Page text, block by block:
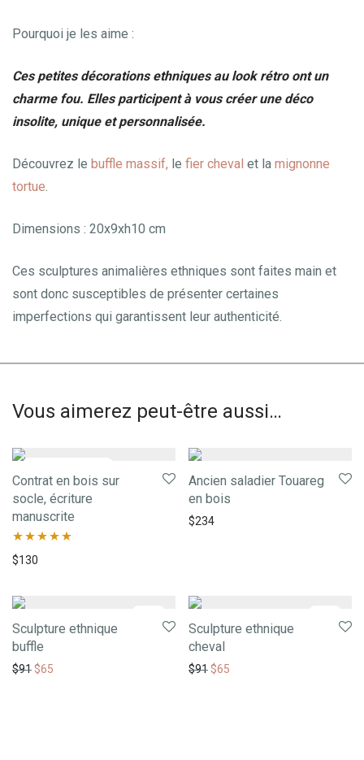
Pourquoi je les aime :
Ces petites décorations ethniques au look rétro ont un
charme fou. Elles participent à vous créer une déco
insolite, unique et personnalisée.
Découvrez le buffle massif, le fier cheval et la mignonne
tortue
Dimensions : 20x9xh10 cm
Ces sculptures animalières ethniques sont faites main et
sont donc susceptibles de présenter certaines
imperfections qui garantissent leur authenticité.
Vous aimerez peut-être aussi…
Contrat en bois sur
socle, écriture
manuscrite
Note5.00
$130
Ancien saladier Touareg
en bois
$234
Sculpture ethnique
buffle
$91$65
Sculpture ethnique
cheval
$91$65